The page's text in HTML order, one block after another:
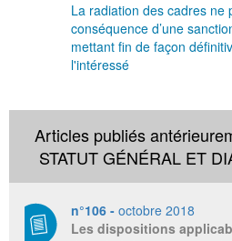
La radiation des cadres ne
conséquence d’une
mettant fin de façon
l'intéressé
Articles publiés
STATUT GÉNÉRAL ET
n°106 - octobre 2018
Les dispositions